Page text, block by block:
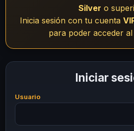
Silver o
Inicia sesión con tu cuenta
para poder acceder
Iniciar
Usuario